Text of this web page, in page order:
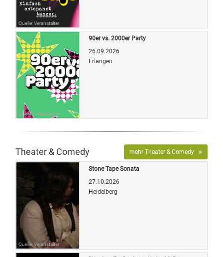
Quelle: Veranstalter
Quelle: Veranstalter
90er vs. 2000er Party
26.09.2026
Erlangen
Theater & Comedy mehr Theater & Comedy
Quelle: Veranstalter
Stone Tape Sonata
27.10.2026
Heidelberg